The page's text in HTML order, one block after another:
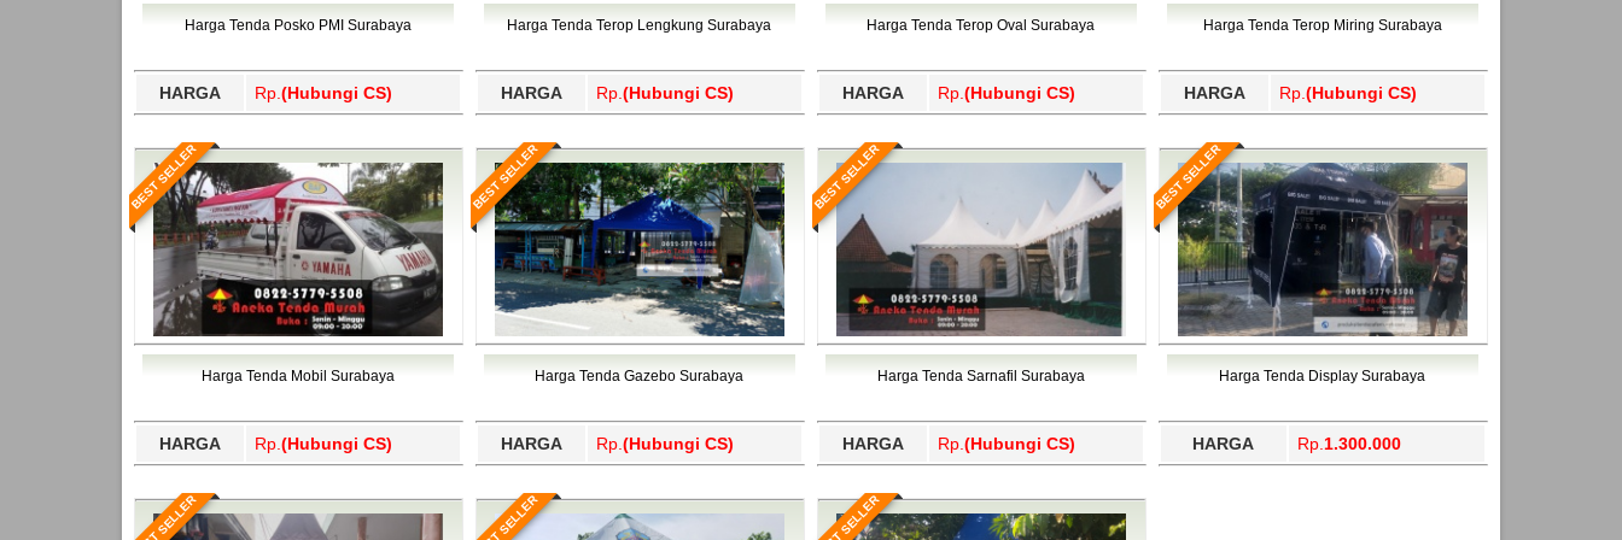
Bawang Barat, Tulangbawang, Tulungagung, Wajo, Wakatobi, Waropen, Way Kanan, Wonogiri, Wonosobo, Yahukimo, Yalimo, Yogyakarta.
Harga Tenda Posko PMI Surabaya
HARGA Rp. (Hubungi CS)
Harga Tenda Terop Lengkung Surabaya
HARGA Rp. (Hubungi CS)
Harga Tenda Terop Oval Surabaya
HARGA Rp. (Hubungi CS)
Harga Tenda Terop Miring Surabaya
HARGA Rp. (Hubungi CS)
BEST SELLER
Harga Tenda Mobil Surabaya
HARGA Rp. (Hubungi CS)
BEST SELLER
Harga Tenda Gazebo Surabaya
HARGA Rp. (Hubungi CS)
BEST SELLER
Harga Tenda Sarnafil Surabaya
HARGA Rp. (Hubungi CS)
BEST SELLER
Harga Tenda Display Surabaya
HARGA Rp. 1.300.000